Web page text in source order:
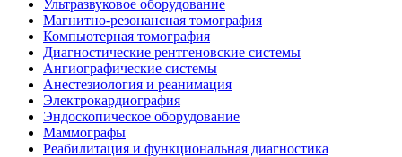
Ультразвуковое оборудование
Магнитно-резонансная томография
Компьютерная томография
Диагностические рентгеновские системы
Ангиографические системы
Анестезиология и реанимация
Электрокардиография
Эндоскопическое оборудование
Маммографы
Реабилитация и функциональная диагностика